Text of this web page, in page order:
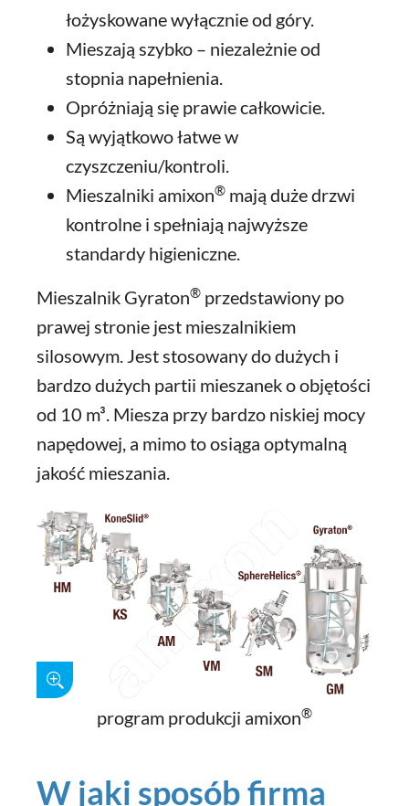
łożyskowane wyłącznie od góry.
Mieszają szybko – niezależnie od
stopnia napełnienia.
Opróżniają się prawie całkowicie.
Są wyjątkowo łatwe w
czyszczeniu/kontroli.
Mieszalniki amixon® mają duże drzwi
kontrolne i spełniają najwyższe
standardy higieniczne.
Mieszalnik Gyraton® przedstawiony po
prawej stronie jest mieszalnikiem
silosowym. Jest stosowany do dużych i
bardzo dużych partii mieszanek o objętości
od 10 m³. Miesza przy bardzo niskiej mocy
napędowej, a mimo to osiąga optymalną
jakość mieszania.
program produkcji amixon®
W jaki sposób firma